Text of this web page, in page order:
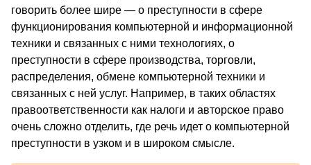
говорить более шире — о преступности в сфере
функционирования компьютерной и информационной
техники и связанных с ними технологиях, о
преступности в сфере производства, торговли,
распределения, обмене компьютерной техники и
связанных с ней услуг. Например, в таких областях
правоответственности как налоги и авторское право
очень сложно отделить, где речь идет о компьютерной
преступности в узком и в широком смысле.